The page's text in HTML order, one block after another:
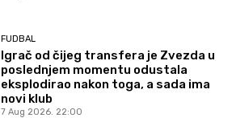
FUDBAL
Igrač od čijeg transfera je Zvezda u
poslednjem momentu odustala
eksplodirao nakon toga, a sada ima
novi klub
7 Aug 2026. 22:00